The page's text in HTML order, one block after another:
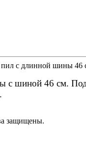
пил с длинной шины 46
с шиной 46 см.
защищены.